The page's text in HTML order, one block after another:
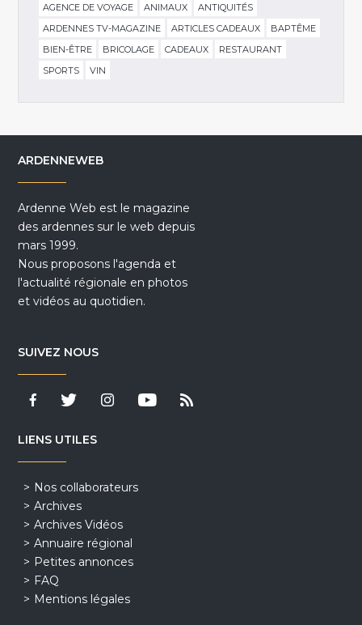
AGENCE DE VOYAGE ANIMAUX
ANTIQUITÉS
ARDENNES TV-MAGAZINE
ARTICLES CADEAUX
BAPTÊME
BIEN-ÊTRE
BRICOLAGE CADEAUX
RESTAURANT
SPORTS
VIN
ARDENNEWEB
Ardenne Web est le magazine
des ardennes sur le web depuis
mars 1999.
Nous proposons l'agenda et
l'actualité régionale en photos
et vidéos au quotidien.
SUIVEZ NOUS
LIENS UTILES
Nos collaborateurs
Archives
Archives Vidéos
Annuaire régional
Petites annonces
FAQ
Mentions légales